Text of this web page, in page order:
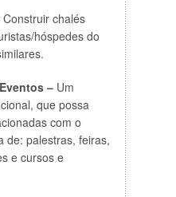
Construir chalés
hóspedes do
– Um
que possa
com o
de: palestras, feiras,
e cursos e